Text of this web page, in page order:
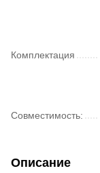
Комплектация
Совместимость:
Описание